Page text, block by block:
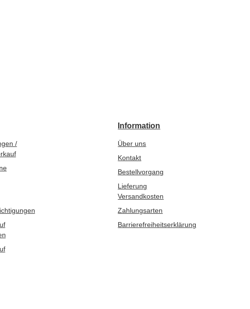
/
Information
Über uns
Kontakt
Bestellvorgang
Lieferung
Versandkosten
Zahlungsarten
Barrierefreiheitserklärung